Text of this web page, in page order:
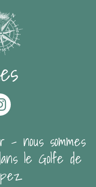
- nous sommes
le Golfe de